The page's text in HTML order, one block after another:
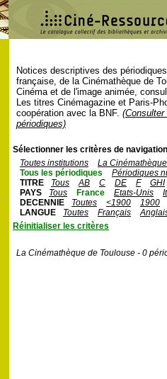
Notices descriptives des
française, de la Cinémathèque de
Cinéma et de l'image animée,
Les titres Cinémagazine et Paris-
coopération avec la BNF.
périodiques)
Sélectionner les critères de
Toutes institutions
La
Tous les périodiques
Périodiques
TITRE
Tous AB C DE F
GHI
PAYS
Tous France Etats-Unis
DECENNIE
Toutes <1900
1900
LANGUE
Toutes Français
Réinitialiser les critères
La Cinémathèque de Toulouse - 0